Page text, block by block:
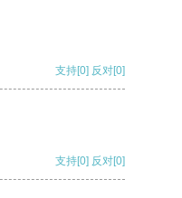
支持[0] 反对[0]
支持[0] 反对[0]